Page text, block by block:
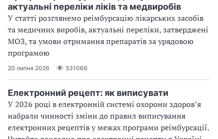
актуальні переліки ліків та медвиробів
У статті розглянемо реімбурсацію лікарських засобів
та медичних виробів, актуальні переліки, затверджені
МОЗ, та умови отримання препаратів за урядовою
програмою
20 липня 2026 531066
Електронний рецепт: як виписувати
У 2026 році в електронній системі охорони здоровʼя
набрали чинності зміни до правил виписування
електронних рецептів у межах програми реімбурсації.